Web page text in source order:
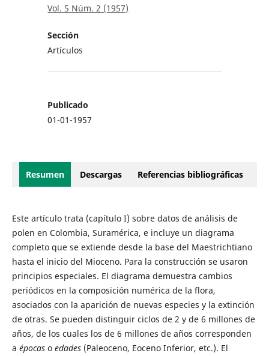
Vol. 5 Núm. 2 (1957)
Sección
Artículos
Publicado
01-01-1957
Resumen Descargas Referencias bibliográficas
Este artículo trata (capítulo I) sobre datos de análisis de
polen en Colombia, Suramérica, e incluye un diagrama
completo que se extiende desde la base del Maestrichtiano
hasta el inicio del Mioceno. Para la construcción se usaron
principios especiales. El diagrama demuestra cambios
periódicos en la composición numérica de la flora,
asociados con la aparición de nuevas especies y la extinción
de otras. Se pueden distinguir ciclos de 2 y de 6 millones de
años, de los cuales los de 6 millones de años corresponden
a épocas o edades (Paleoceno, Eoceno Inferior, etc.). El